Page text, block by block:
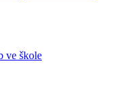
ve škole